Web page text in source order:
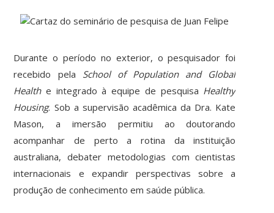
Durante o período no exterior, o pesquisador foi
recebido pela School of Population and Global
Healthe integrado à equipe de pesquisa Healthy
Housing. Sob a supervisão acadêmica da Dra. Kate
Mason, a imersão permitiu ao doutorando
acompanhar de perto a rotina da instituição
australiana, debater metodologias com cientistas
internacionais e expandir perspectivas sobre a
produção de conhecimento em saúde pública.